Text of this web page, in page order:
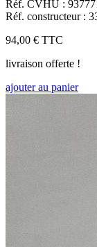
Réf. CVHU :
Réf. constructeur :
94,00 € TTC
livraison offerte !
ajouter au panier